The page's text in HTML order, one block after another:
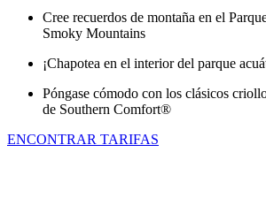
Cree recuerdos de montaña en el
Smoky Mountains
¡Chapotea en el interior del parque
Póngase cómodo con los clásicos
de Southern Comfort®
ENCONTRAR TARIFAS